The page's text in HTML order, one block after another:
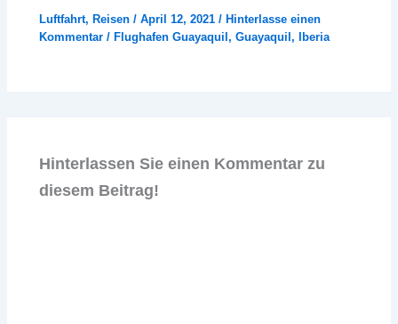
Luftfahrt, Reisen /April 12, 2021/ Hinterlasse einen
Kommentar / Flughafen Guayaquil,Guayaquil, Iberia
Hinterlassen Sie einen Kommentar zu
diesem Beitrag!